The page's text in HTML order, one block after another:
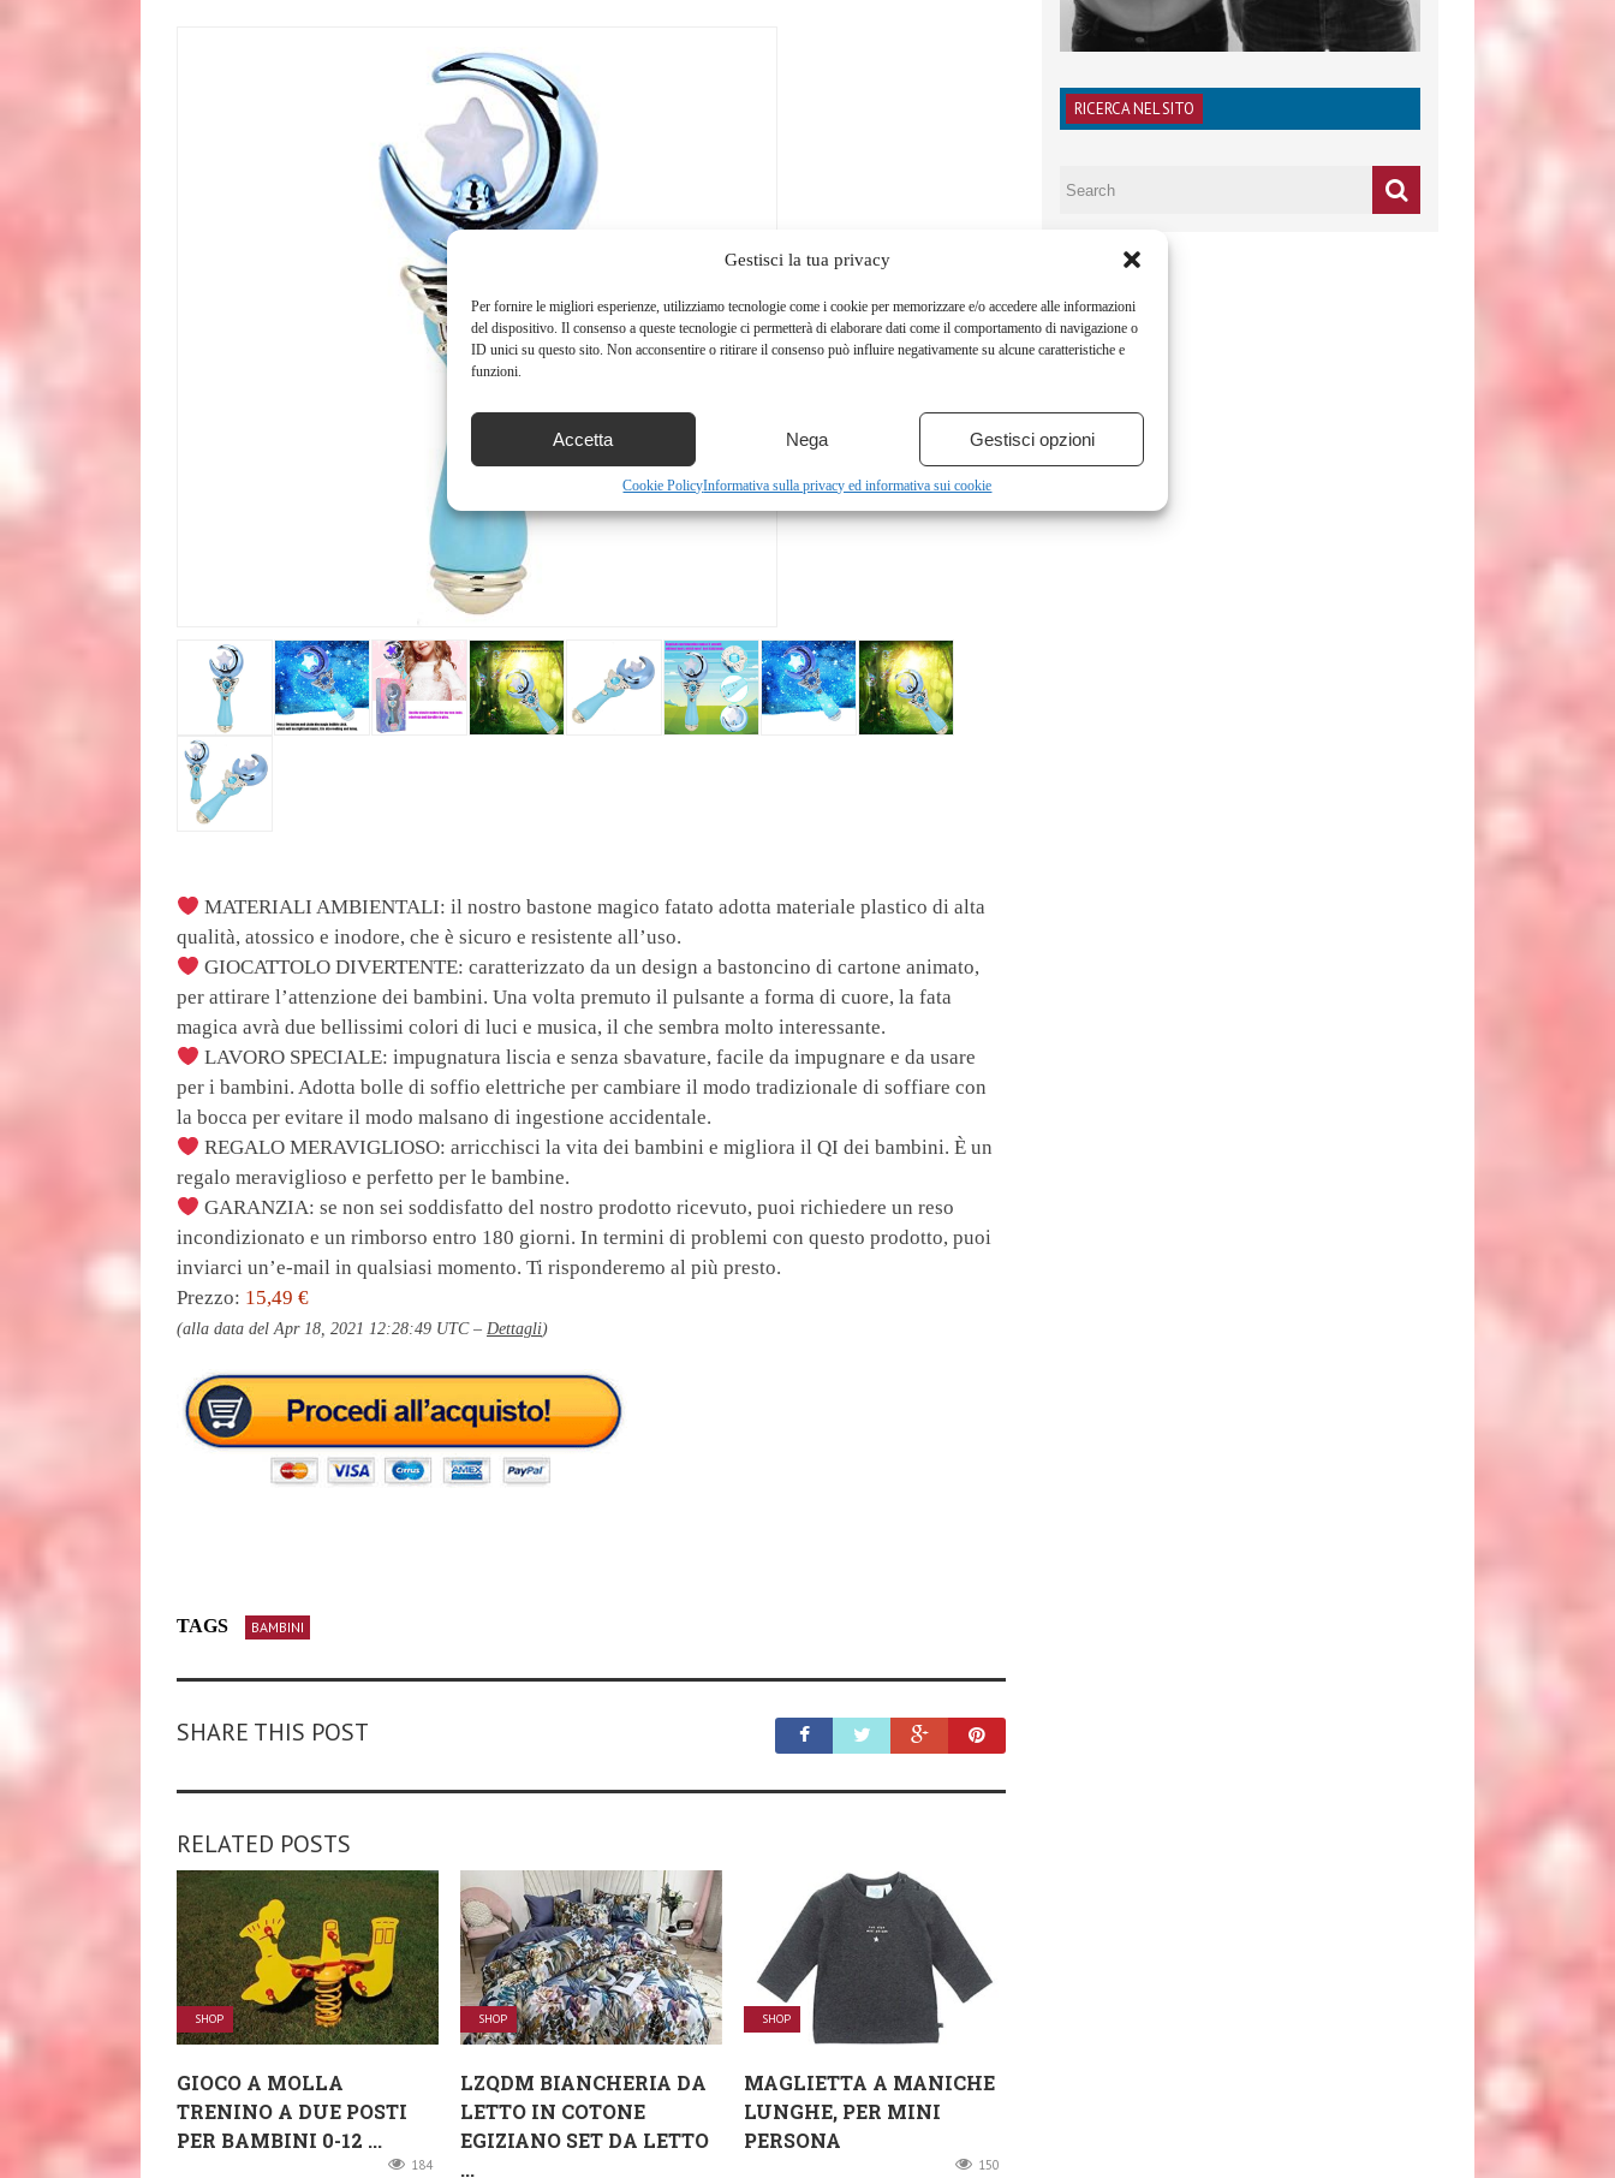
Gestisci la tua privacy
Per fornire le migliori esperienze, utilizziamo tecnologie come i cookie per memorizzare e/o accedere alle informazioni
del dispositivo. Il consenso a queste tecnologie ci permetterà di elaborare dati come il comportamento di navigazione o
ID unici su questo sito. Non acconsentire o ritirare il consenso può influire negativamente su alcune caratteristiche e
funzioni.
Accetta Nega Gestisci opzioni
Cookie PolicyInformativa sulla privacy ed informativa sui cookie
MATERIALI AMBIENTALI: il nostro bastone magico fatato adotta materiale plastico di alta
qualità, atossico e inodore, che è sicuro e resistente all’uso.
GIOCATTOLO DIVERTENTE: caratterizzato da un design a bastoncino di cartone animato,
per attirare l’attenzione dei bambini. Una volta premuto il pulsante a forma di cuore, la fata
magica avrà due bellissimi colori di luci e musica, il che sembra molto interessante.
LAVORO SPECIALE: impugnatura liscia e senza sbavature, facile da impugnare e da usare
per i bambini. Adotta bolle di soffio elettriche per cambiare il modo tradizionale di soffiare con
la bocca per evitare il modo malsano di ingestione accidentale.
REGALO MERAVIGLIOSO: arricchisci la vita dei bambini e migliora il QI dei bambini. È un
regalo meraviglioso e perfetto per le bambine.
GARANZIA: se non sei soddisfatto del nostro prodotto ricevuto, puoi richiedere un reso
incondizionato e un rimborso entro 180 giorni. In termini di problemi con questo prodotto, puoi
inviarci un’e-mail in qualsiasi momento. Ti risponderemo al più presto.
Prezzo: 15,49 €
(alla data del Apr 18, 2021 12:28:49 UTC – Dettagli)
TAGS BAMBINI
SHARE THIS POST
RELATED POSTS
SHOP
GIOCO A MOLLA
TRENINO A DUE POSTI
PER BAMBINI 0-12 ...
184
SHOP
LZQDM BIANCHERIA DA
LETTO IN COTONE
EGIZIANO SET DA LETTO
...
SHOP
MAGLIETTA A MANICHE
LUNGHE, PER MINI
PERSONA
150
RICERCA NEL SITO